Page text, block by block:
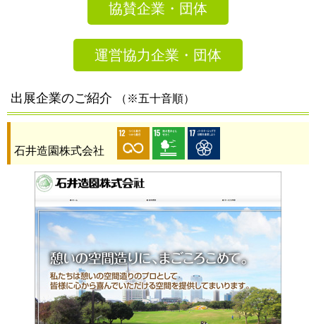
協賛企業・団体
運営協力企業・団体
出展企業のご紹介 （※五十音順）
石井造園株式会社